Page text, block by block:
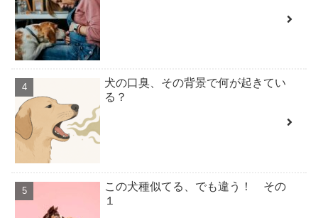
犬の口臭、その背景で何が起きてい
る？
この犬種似てる、でも違う！ その
１